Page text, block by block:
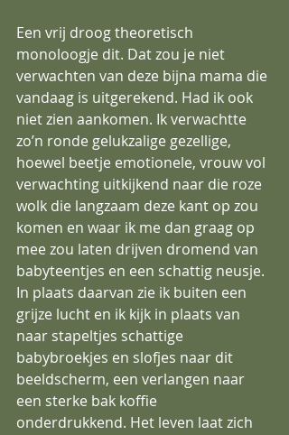
Een vrij droog theoretisch
monoloogje dit. Dat zou je niet
verwachten van deze bijna mama die
vandaag is uitgerekend. Had ik ook
niet zien aankomen. Ik verwachtte
zo’n ronde gelukzalige gezellige,
hoewel beetje emotionele, vrouw vol
verwachting uitkijkend naar die roze
wolk die langzaam deze kant op zou
komen en waar ik me dan graag op
mee zou laten drijven dromend van
babyteentjes en een schattig neusje.
In plaats daarvan zie ik buiten een
grijze lucht en ik kijk in plaats van
naar stapeltjes schattige
babybroekjes en slofjes naar dit
beeldscherm, een verlangen naar
een sterke bak koffie
onderdrukkend. Het leven laat zich